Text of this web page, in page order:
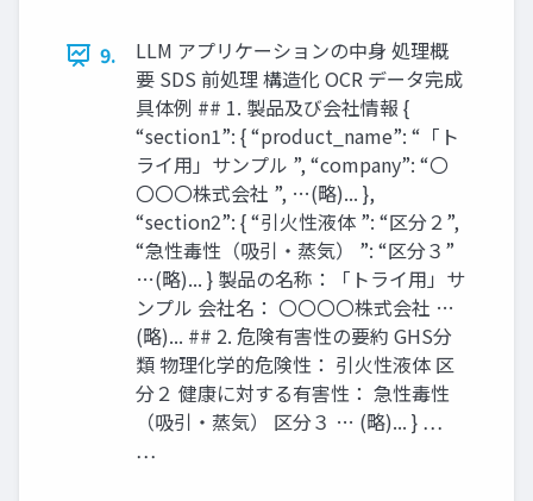
9.
LLM アプリケーションの中身 処理概
要 SDS 前処理 構造化 OCR データ完成
具体例 ## 1. 製品及び会社情報 {
“section1”: { “product_name”: “「ト
ライ用」サンプル ”, “company”: “〇
〇〇〇株式会社 ”, …(略)... },
“section2”: { “引火性液体 ”: “区分２”,
“急性毒性（吸引・蒸気） ”: “区分３”
…(略)... } 製品の名称：「トライ用」サ
ンプル 会社名： 〇〇〇〇株式会社 …
(略)... ## 2. 危険有害性の要約 GHS分
類 物理化学的危険性： 引火性液体 区
分２ 健康に対する有害性： 急性毒性
（吸引・蒸気） 区分３ … (略)... } …
…